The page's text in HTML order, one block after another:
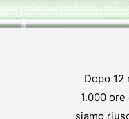
Dopo 12
1.000